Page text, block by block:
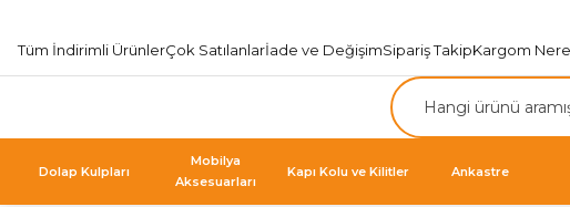
Tüm İndirimli ÜrünlerÇok Satılanlarİade ve DeğişimSipariş TakipKargom
Dolap Kulpları
Mobilya
Aksesuarları
Kapı Kolu ve Kilitler Ankastre